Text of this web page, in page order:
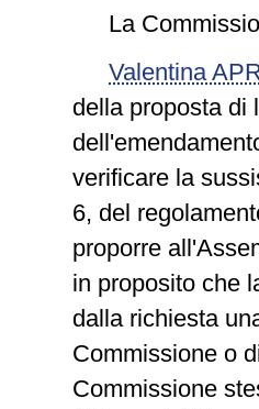
La
Valentina
della proposta di
verificare la
6, del
proporre
in proposito che
dalla richiesta
Commissione o
Commissione